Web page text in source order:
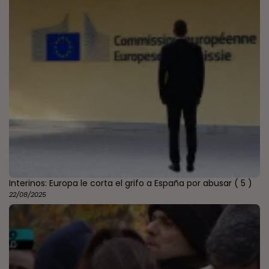
Interinos: Europa le corta el grifo a España por abusar ( 5 )
22/08/2025